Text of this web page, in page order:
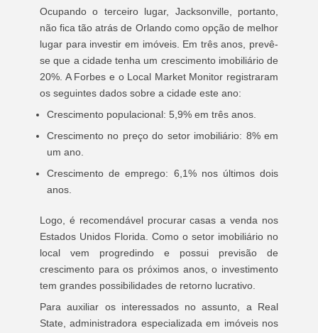
Ocupando o terceiro lugar, Jacksonville, portanto,
não fica tão atrás de Orlando como opção de melhor
lugar para investir em imóveis. Em três anos, prevê-
se que a cidade tenha um crescimento imobiliário de
20%. A Forbes e o Local Market Monitor registraram
os seguintes dados sobre a cidade este ano:
Crescimento populacional: 5,9% em três anos.
Crescimento no preço do setor imobiliário: 8% em
um ano.
Crescimento de emprego: 6,1% nos últimos dois
anos.
Logo, é recomendável procurar casas a venda nos
Estados Unidos Florida. Como o setor imobiliário no
local vem progredindo e possui previsão de
crescimento para os próximos anos, o investimento
tem grandes possibilidades de retorno lucrativo.
Para auxiliar os interessados no assunto, a Real
State, administradora especializada em imóveis nos